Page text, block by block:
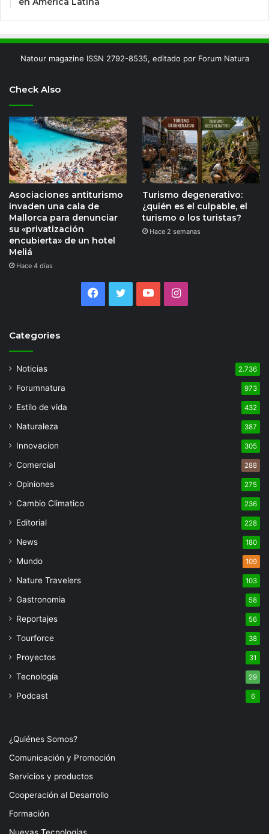
Natour magazine ISSN 2792-8535, editado por Forum Natura
Check Also
Asociaciones antiturismo
invaden una cala de
Mallorca para denunciar
su «privatización
encubierta» de un hotel
Meliá
Hace 4 días
Turismo degenerativo:
¿quién es el culpable, el
turismo o los turistas?
Hace 2 semanas
Facebook
TwitterYouTubeInstagram
Categories
Noticias 2.736
Forumnatura 973
Estilo de vida 432
Naturaleza 387
Innovacion 305
Comercial 288
Opiniones 275
Cambio Climatico 236
Editorial 228
News 180
Mundo 109
Nature Travelers 103
Gastronomia 58
Reportajes 56
Tourforce 38
Proyectos 31
Tecnología 29
Podcast 6
¿Quiénes Somos?
Comunicación y Promoción
Servicios y productos
Cooperación al Desarrollo
Formación